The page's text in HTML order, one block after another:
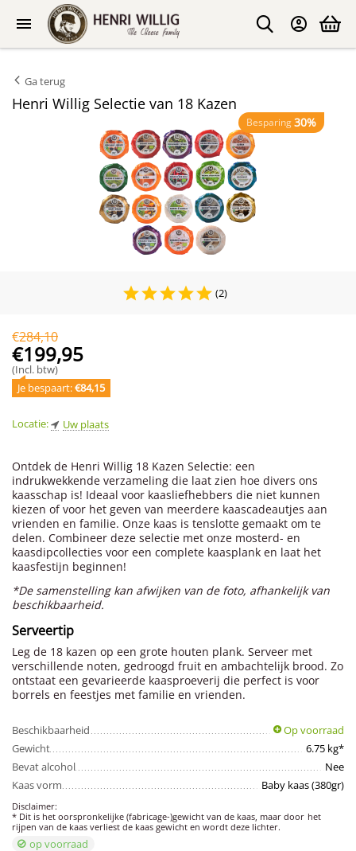
Ga terug
Henri Willig Selectie van 18 Kazen
Besparing30%
(2)
€284,10
€199,95
(Incl. btw)
Je bespaart: €84,15
Locatie: Uw plaats
Ontdek de Henri Willig 18 Kazen Selectie: een
indrukwekkende verzameling die laat zien hoe divers ons
kaasschap is! Ideaal voor kaasliefhebbers die niet kunnen
kiezen of voor het geven van meerdere kaascadeautjes aan
vrienden en familie. Onze kaas is tenslotte gemaakt om te
delen. Combineer deze selectie met onze mosterd- en
kaasdipcollecties voor een complete kaasplank en laat het
kaasfestijn beginnen!
*De samenstelling kan afwijken van de foto, afhankelijk van
beschikbaarheid.
Serveertip
Leg de 18 kazen op een grote houten plank. Serveer met
verschillende noten, gedroogd fruit en ambachtelijk brood. Zo
ontstaat een gevarieerde kaasproeverij die perfect is voor
borrels en feestjes met familie en vrienden.
Beschikbaarheid
Op voorraad
Gewicht
6.75 kg*
Bevat alcohol
Nee
Kaas vorm
Baby kaas (380gr)
Disclaimer:
* Dit is het oorspronkelijke (fabricage-)gewicht van de kaas, maar door het
rijpen van de kaas verliest de kaas gewicht en wordt deze lichter.
op voorraad